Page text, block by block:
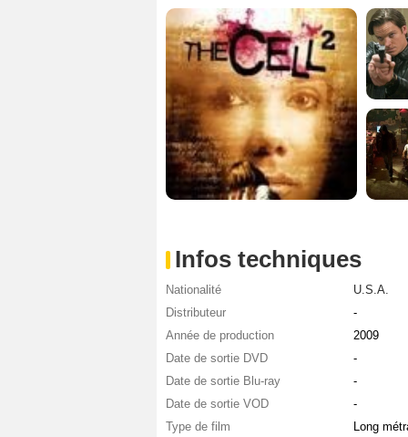
Infos techniques
Nationalité
U.S.A.
Distributeur
-
Année de production
2009
Date de sortie DVD
-
Date de sortie Blu-ray
-
Date de sortie VOD
-
Type de film
Long